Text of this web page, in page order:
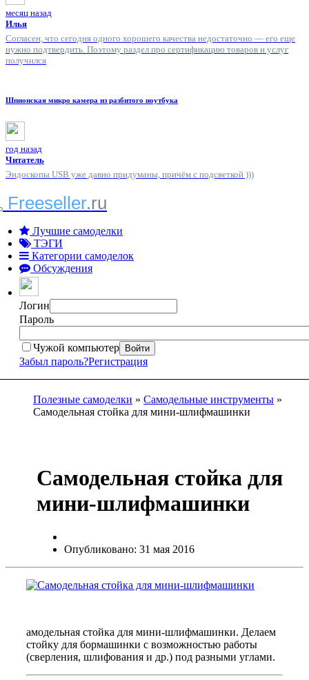
месяц назад
Илья
Согласен, что сегодня одного хорошего качества недостаточно — его еще
нужно подтвердить. Поэтому раздел про сертификацию товаров и услуг
получился
Шпионская микро камера из разбитого ноутбука
год назад
Читатель
Эндоскопы USB уже давно придуманы, причём с подсветкой )))
Freeseller.ru
Лучшие самоделки
ТЭГИ
Категории самоделок
Обсуждения
Логин
Пароль
Чужой компьютер Войти
Забыл пароль?Регистрация
Полезные самоделки » Самодельные инструменты »
Самодельная стойка для мини-шлифмашинки
Самодельная стойка для
мини-шлифмашинки
Опубликовано: 31 мая 2016
амодельная стойка для мини-шлифмашинки. Делаем
стойку для бормашинки с возможностью работы
(сверления, шлифования и др.) под разными углами.